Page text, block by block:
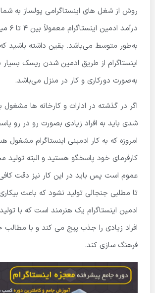
روش از شغل های اینستاگرامی پولساز به
درآمد ادمین اینستاگرام معمولاً بین 4 تا 6
به‌طور متوسط می‌باشد. یقین داشته باشید
اینستاگرام از طریق ادمین شدن ریسک بسیار
به‌صورت دورکاری و کار در منزل می‌باشد.
اگر در گذشته در ادارات و کارخانه ها مشغول
شدی باید به افراد زیادی بصورت رو در رو
امروزه که به کار ادمینی اینستاگرام مشغول
کارفرمای خود پاسخگو هستید و البته تولید
عموم است پس باید در این کار نیز دقت کافی
تا مطلبی جنجالی تولید نشود که باعث
ادمین اینستاگرام یک هنرمند است که با
افراد زیادی را جذب پیج می کند و با مطالب
فرهنگ سازی کند.